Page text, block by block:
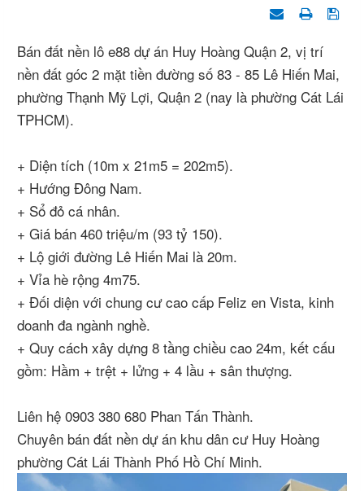
Bán đất nền lô e88 dự án Huy Hoàng Quận 2, vị trí
nền đất góc 2 mặt tiền đường số 83 - 85 Lê Hiến Mai,
phường Thạnh Mỹ Lợi, Quận 2 (nay là phường Cát Lái
TPHCM).
+ Diện tích (10m x 21m5 = 202m5).
+ Hướng Đông Nam.
+ Sổ đỏ cá nhân.
+ Giá bán 460 triệu/m (93 tỷ 150).
+ Lộ giới đường Lê Hiến Mai là 20m.
+ Vỉa hè rộng 4m75.
+ Đối diện với chung cư cao cấp Feliz en Vista, kinh
doanh đa ngành nghề.
+ Quy cách xây dựng 8 tầng chiều cao 24m, kết cấu
gồm: Hầm + trệt + lửng + 4 lầu + sân thượng.
Liên hệ 0903 380 680 Phan Tấn Thành.
Chuyên bán đất nền dự án khu dân cư Huy Hoàng
phường Cát Lái Thành Phố Hồ Chí Minh.